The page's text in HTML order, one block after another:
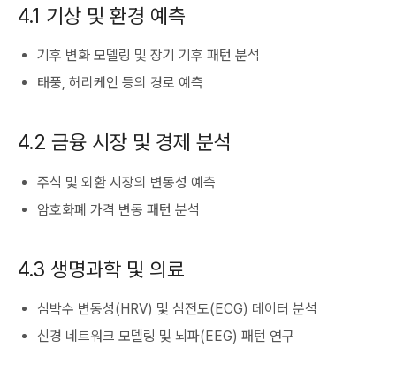
4.1 기상 및 환경 예측
기후 변화 모델링 및 장기 기후 패턴 분석
태풍, 허리케인 등의 경로 예측
4.2 금융 시장 및 경제 분석
주식 및 외환 시장의 변동성 예측
암호화폐 가격 변동 패턴 분석
4.3 생명과학 및 의료
심박수 변동성(HRV) 및 심전도(ECG) 데이터 분석
신경 네트워크 모델링 및 뇌파(EEG) 패턴 연구